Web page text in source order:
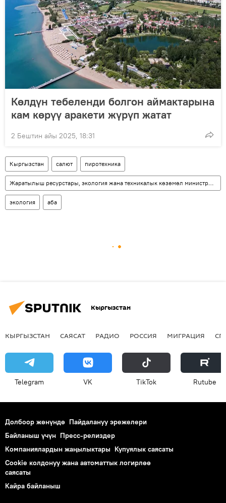
Көлдүн тебеленди болгон аймактарына
кам көрүү аракети жүрүп жатат
2 Бештин айы 2025, 18:31
Кыргызстан салют пиротехника
Жаратылыш ресурстары, экология жана техникалык көзөмөл министрлиги
экология аба
Кыргызстан
КЫРГЫЗСТАН САЯСАТ РАДИО РОССИЯ МИГРАЦИЯ
Telegram VK ТikТоk Rutube
Долбоор жөнүндө Пайдалануу эрежелери
Байланыш үчүн Пресс-релиздер
Компаниялардын жаңылыктары Купуялык саясаты
Cookie колдонуу жана автоматтык логирлөө
саясаты
Кайра байланыш